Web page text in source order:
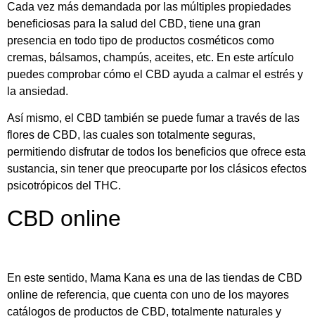
Cada vez más demandada por las múltiples propiedades
beneficiosas para la salud del CBD, tiene una gran
presencia en todo tipo de productos cosméticos como
cremas, bálsamos, champús, aceites, etc. En este artículo
puedes comprobar cómo el CBD ayuda a calmar el estrés y
la ansiedad.
Así mismo, el CBD también se puede fumar a través de las
flores de CBD, las cuales son totalmente seguras,
permitiendo disfrutar de todos los beneficios que ofrece esta
sustancia, sin tener que preocuparte por los clásicos efectos
psicotrópicos del THC.
CBD online
En este sentido, Mama Kana es una de las tiendas de CBD
online de referencia, que cuenta con uno de los mayores
catálogos de productos de CBD, totalmente naturales y